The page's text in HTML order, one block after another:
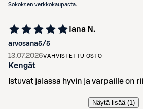
Sokoksen verkkokaupasta.
arvosana5/5
Iana N.
13.07.2026VAHVISTETTU OSTO
Kengät
Istuvat jalassa hyvin ja varpaille on
Näytä lisää (1)